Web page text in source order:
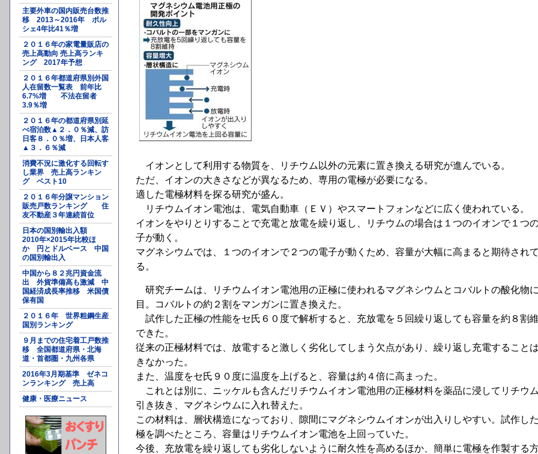
主要外車の国内販売台数推
移 2013～2016年 ポル
シェ4年比41％増
２０１６年の家電量販店の
売上高動向 売上高ランキ
ング 2017年予想
２０１６年都道府県別外国
人在留数一覧表 前年比
6.7%増 不法在留者
3.9％増
２０１６年の都道府県別延
べ宿泊数▲２．０％減、訪
日客８．０％増、日本人客
▲３．６％減
消費不況に激化する回転す
し業界 売上高ランキン
グ ベスト10
２０１６年分譲マンション
販売戸数ランキング 住
友不動産３年連続首位
日本の国別輸出入額
2010年×2015年比較ほ
か 円とドルベース 中国
の国別輸出入
中国から８２兆円資金流
出 外貨準備高も激減 中
国経済成長率推移 米国債
保有国
２０１６年 世界粗鋼生産
国別ランキング
９月までの住宅着工戸数推
移 全国都道府県・北海
道・首都圏・九州各県
2016年3月期基準 ゼネコ
ンランキング 売上高
健康・医療ニュース
イオンとして利用する物質を、リチウム以外の元素に置き換える研究が進んでいる。
ただ、イオンの大きさなどが異なるため、専用の電極が必要になる。
適した電極材料を探る研究が盛ん。
リチウムイオン電池は、電気自動車（ＥＶ）やスマートフォンなどに広く使われている。
イオンをやりとりすることで充電と放電を繰り返し、リチウムの場合は１つのイオンで１つ
子が動く。
マグネシウムでは、１つのイオンで２つの電子が動くため、容量が大幅に高まると期待され
る。
研究チームは、リチウムイオン電池用の正極に使われるマグネシウムとコバルトの酸化物
目。コバルトの約２割をマンガンに置き換えた。
試作した正極の性能をセ氏６０度で解析すると、充放電を５回繰り返しても容量を約８割
できた。
従来の正極材料では、放電すると激しく劣化してしまう欠点があり、繰り返し充電すること
きなかった。
また、温度をセ氏９０度に温度を上げると、容量は約４倍に高まった。
これとは別に、ニッケルも含んだリチウムイオン電池用の正極材料を薬品に浸してリチウ
引き抜き、マグネシウムに入れ替えた。
この材料は、層状構造になっており、隙間にマグネシウムイオンが出入りしやすい。試作し
極を調べたところ、容量はリチウムイオン電池を上回っていた。
今後、充放電を繰り返しても劣化しないように耐久性を高めるほか、簡単に電極を作製する